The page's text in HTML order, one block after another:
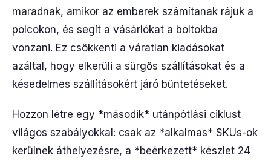
maradnak, amikor az emberek számítanak rájuk a
polcokon, és segít a vásárlókat a boltokba
vonzani. Ez csökkenti a váratlan kiadásokat
azáltal, hogy elkerüli a sürgős szállításokat és a
késedelmes szállításokért járó büntetéseket.
Hozzon létre egy *második* utánpótlási ciklust
világos szabályokkal: csak az *alkalmas* SKUs-ok
kerülnek áthelyezésre, a *beérkezett* készlet 24